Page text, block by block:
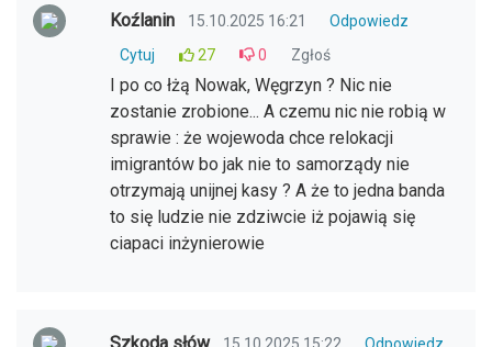
Koźlanin 15.10.2025 16:21
Odpowiedz
Cytuj
27 0 Zgłoś
I po co łżą Nowak, Węgrzyn ? Nic nie
zostanie zrobione... A czemu nic nie robią w
sprawie : że wojewoda chce relokacji
imigrantów bo jak nie to samorządy nie
otrzymają unijnej kasy ? A że to jedna banda
to się ludzie nie zdziwcie iż pojawią się
ciapaci inżynierowie